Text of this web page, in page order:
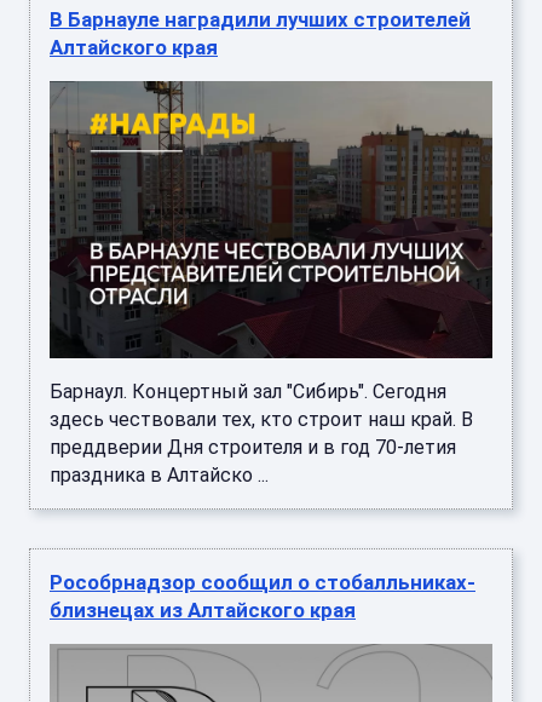
В Барнауле наградили лучших строителей
Алтайского края
Барнаул. Концертный зал "Сибирь". Сегодня
здесь чествовали тех, кто строит наш край. В
преддверии Дня строителя и в год 70-летия
праздника в Алтайско ...
Рособрнадзор сообщил о стобалльниках-
близнецах из Алтайского края